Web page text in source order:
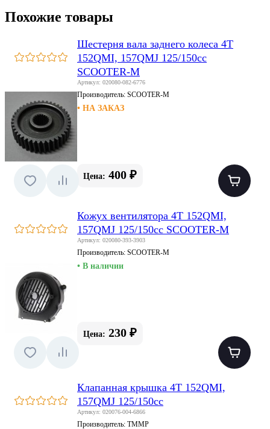
Похожие товары
Шестерня вала заднего колеса 4T
152QMI, 157QMJ 125/150сс
SCOOTER-M
Артикул: 020080-082-6776
Производитель: SCOOTER-M
• НА ЗАКАЗ
Цена: 400 ₽
Кожух вентилятора 4T 152QMI,
157QMJ 125/150сс SCOOTER-M
Артикул: 020080-393-3903
Производитель: SCOOTER-M
• В наличии
Цена: 230 ₽
Клапанная крышка 4T 152QMI,
157QMJ 125/150сс
Артикул: 020076-004-6866
Производитель: TMMP